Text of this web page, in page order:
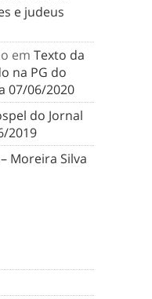
e judeus
em Texto da
na PG do
07/06/2020
do Jornal
2019
Moreira Silva